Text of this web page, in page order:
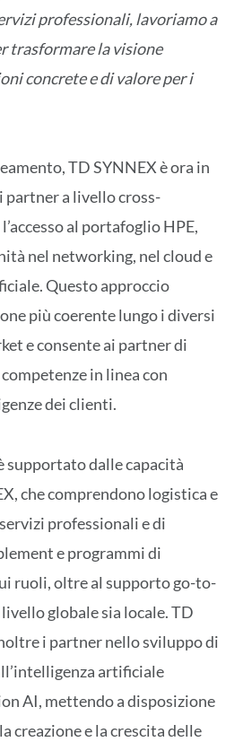
professionali, lavoriamo a
trasformare la visione
concrete e di valore per i
TD SYNNEX è ora in
partner a livello cross-
al portafoglio HPE,
nel networking, nel cloud e
Questo approccio
più coerente lungo i diversi
e consente ai partner di
in linea con
dei clienti.
supportato dalle capacità
che comprendono logistica e
professionali e di
e programmi di
ruoli, oltre al supporto go-to-
globale sia locale. TD
i partner nello sviluppo di
artificiale
AI, mettendo a disposizione
creazione e la crescita delle